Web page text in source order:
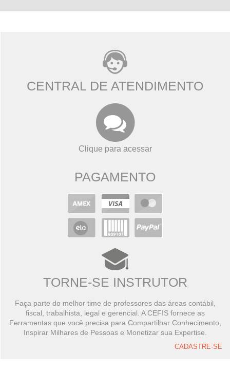
CENTRAL DE ATENDIMENTO
Clique para acessar
PAGAMENTO
TORNE-SE INSTRUTOR
Faça parte do melhor time de professores das áreas contábil,
fiscal, trabalhista, legal e gerencial. A CEFIS fornece as
Ferramentas que você precisa para Compartilhar Conhecimento,
Inspirar Milhares de Pessoas e Monetizar sua Expertise.
CADASTRE-SE